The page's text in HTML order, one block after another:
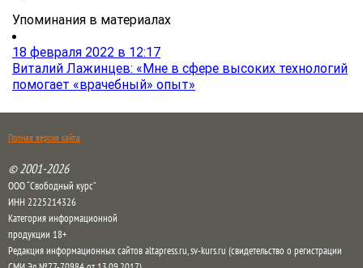
Упоминания в материалах
18 февраля 2022 в 12:17
Виталий Лажинцев: «Мне в сфере высоких технологий
помогает «врачебный» опыт»
Полная версия сайта
© 2001-2026
ООО “Свободный курс”
ИНН 2225214326
Категория информационной
продукции 18+
Редакция информационных сайтов altapress.ru, sv-kurs.ru (свидетельство о регистрации